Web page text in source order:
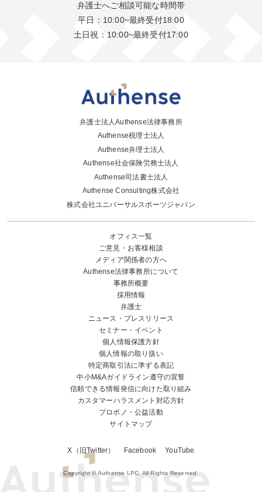
弁護士へご相談可能な時間帯
平日：10:00~最終受付18:00
土日祝：10:00~最終受付17:00
弁護士法人Authense法律事務所
Authense税理士法人
Authense弁理士法人
Authense社会保険労務士法人
Authense司法書士法人
Authense Consulting株式会社
株式会社ユニバーサルスポーツジャパン
オフィス一覧
ご意見・お客様相談
メディア関係者の方へ
Authense法律事務所について
事務所概要
採用情報
弁護士
ニュース・プレスリリース
セミナー・イベント
個人情報保護方針
個人情報の取り扱い
特定商取引法に準ずる表記
中小M&Aガイドライン遵守の宣誓
信頼できる情報発信に向けた取り組み
カスタマーハラスメント対応方針
プロボノ・公益活動
サイトマップ
X（旧Twitter） Facebook YouTube
Copyright © Authense LPC. All Rights Reserved.